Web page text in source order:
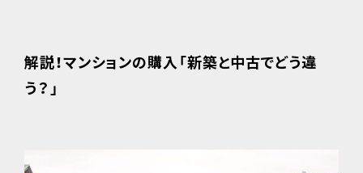
解説！マンションの購入「新築と中古でどう違
う？」